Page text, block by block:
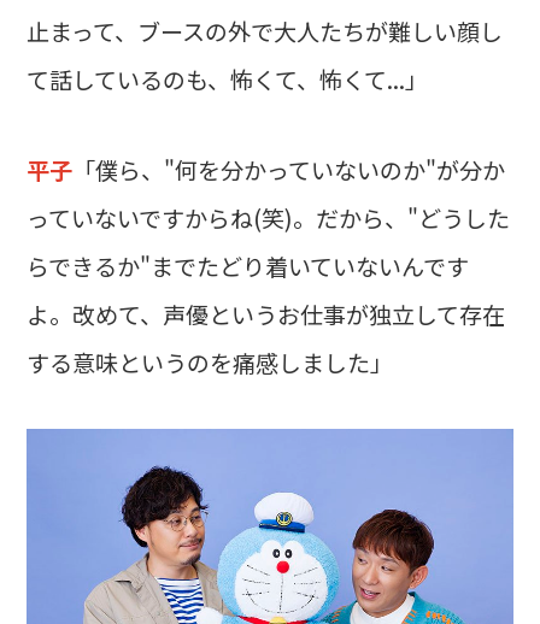
止まって、ブースの外で大人たちが難しい顔し
て話しているのも、怖くて、怖くて...」
平子 「僕ら、"何を分かっていないのか"が分か
っていないですからね(笑)。だから、"どうした
らできるか"までたどり着いていないんです
よ。改めて、声優というお仕事が独立して存在
する意味というのを痛感しました」